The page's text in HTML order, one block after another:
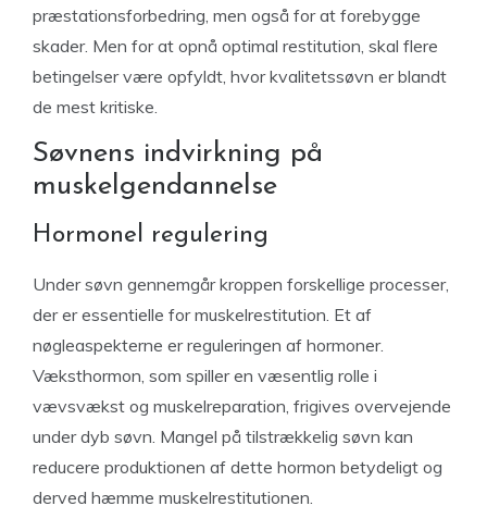
præstationsforbedring, men også for at forebygge
skader. Men for at opnå optimal restitution, skal flere
betingelser være opfyldt, hvor kvalitetssøvn er blandt
de mest kritiske.
Søvnens indvirkning på
muskelgendannelse
Hormonel regulering
Under søvn gennemgår kroppen forskellige processer,
der er essentielle for muskelrestitution. Et af
nøgleaspekterne er reguleringen af ​​hormoner.
Væksthormon, som spiller en væsentlig rolle i
vævsvækst og muskelreparation, frigives overvejende
under dyb søvn. Mangel på tilstrækkelig søvn kan
reducere produktionen af ​​dette hormon betydeligt og
derved hæmme muskelrestitutionen.